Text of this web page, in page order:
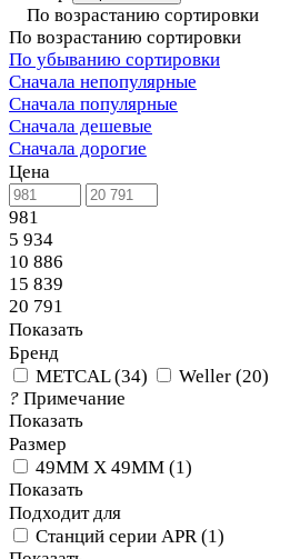
По возрастанию сортировки
По возрастанию сортировки
По убыванию сортировки
Сначала непопулярные
Сначала популярные
Сначала дешевые
Сначала дорогие
Цена
981
5 934
10 886
15 839
20 791
Показать
Бренд
METCAL(34) Weller (20)
? Примечание
Показать
Размер
49MM X 49MM (1)
Показать
Подходит для
Станций серии APR (1)